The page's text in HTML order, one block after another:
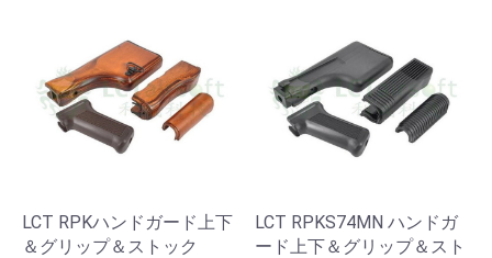
LCT RPKハンドガード上下
＆グリップ＆ストック
LCT RPKS74MN ハンドガ
ード上下＆グリップ＆スト